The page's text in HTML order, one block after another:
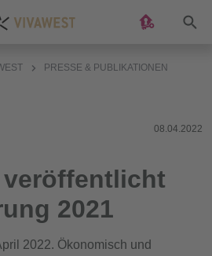
PRESSE & PUBLIKATIONEN
08.04.2022
veröffentlicht
2021
2022. Ökonomisch und